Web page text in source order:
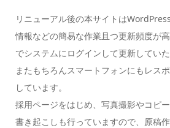
リニューアル後の本サイトは
情報などの簡易な作業且つ更新頻度が
でシステムにログインして更新していた
またもちろんスマートフォンにもレス
しています。
採用ページをはじめ、写真撮影やコピ
書き起こしも行っていますので、原稿